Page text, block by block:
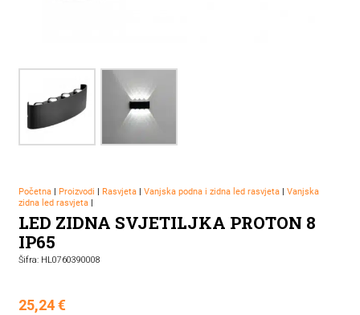
Početna| Proizvodi | Rasvjeta| Vanjska podna i zidna led rasvjeta| Vanjska
zidna led rasvjeta|
LED ZIDNA SVJETILJKA PROTON 8
IP65
Šifra: HL0760390008
25,24€